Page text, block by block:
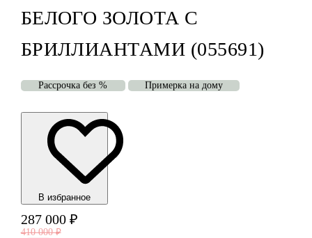
БЕЛОГО ЗОЛОТА С
БРИЛЛИАНТАМИ (055691)
Рассрочка без % Примерка на дому
В избранноe
287 000 ₽
410 000 ₽